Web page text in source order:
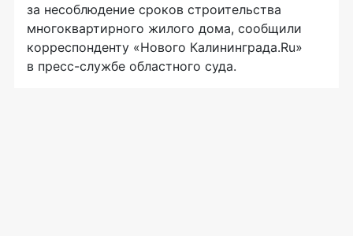
за несоблюдение сроков строительства
многоквартирного жилого дома, сообщили
корреспонденту «Нового Калининграда.Ru»
в пресс-службе областного суда.